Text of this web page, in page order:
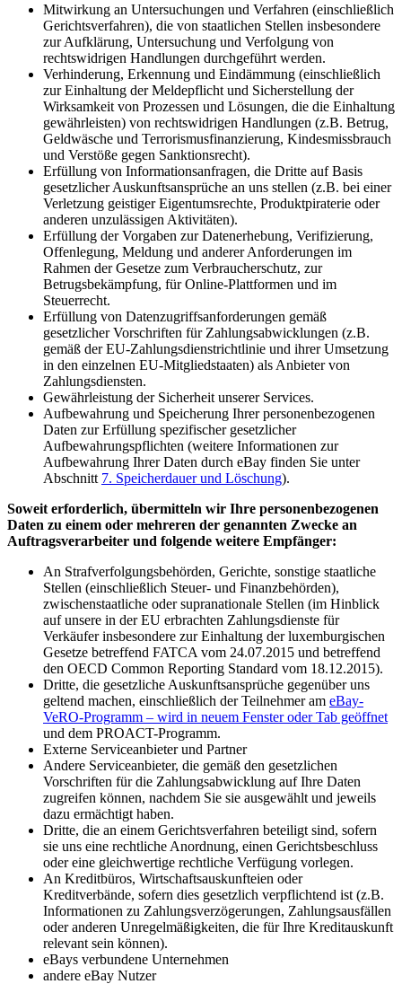
Mitwirkung an Untersuchungen und Verfahren (einschließlich
Gerichtsverfahren), die von staatlichen Stellen insbesondere
zur Aufklärung, Untersuchung und Verfolgung von
rechtswidrigen Handlungen durchgeführt werden.
Verhinderung, Erkennung und Eindämmung (einschließlich
zur Einhaltung der Meldepflicht und Sicherstellung der
Wirksamkeit von Prozessen und Lösungen, die die Einhaltung
gewährleisten) von rechtswidrigen Handlungen (z.B. Betrug,
Geldwäsche und Terrorismusfinanzierung, Kindesmissbrauch
und Verstöße gegen Sanktionsrecht).
Erfüllung von Informationsanfragen, die Dritte auf Basis
gesetzlicher Auskunftsansprüche an uns stellen (z.B. bei einer
Verletzung geistiger Eigentumsrechte, Produktpiraterie oder
anderen unzulässigen Aktivitäten).
Erfüllung der Vorgaben zur Datenerhebung, Verifizierung,
Offenlegung, Meldung und anderer Anforderungen im
Rahmen der Gesetze zum Verbraucherschutz, zur
Betrugsbekämpfung, für Online-Plattformen und im
Steuerrecht.
Erfüllung von Datenzugriffsanforderungen gemäß
gesetzlicher Vorschriften für Zahlungsabwicklungen (z.B.
gemäß der EU-Zahlungsdienstrichtlinie und ihrer Umsetzung
in den einzelnen EU-Mitgliedstaaten) als Anbieter von
Zahlungsdiensten.
Gewährleistung der Sicherheit unserer Services.
Aufbewahrung und Speicherung Ihrer personenbezogenen
Daten zur Erfüllung spezifischer gesetzlicher
Aufbewahrungspflichten (weitere Informationen zur
Aufbewahrung Ihrer Daten durch eBay finden Sie unter
Abschnitt 7. Speicherdauer und Löschung).
Soweit erforderlich, übermitteln wir Ihre personenbezogenen
Daten zu einem oder mehreren der genannten Zwecke an
Auftragsverarbeiter und folgende weitere Empfänger:
An Strafverfolgungsbehörden, Gerichte, sonstige staatliche
Stellen (einschließlich Steuer- und Finanzbehörden),
zwischenstaatliche oder supranationale Stellen (im Hinblick
auf unsere in der EU erbrachten Zahlungsdienste für
Verkäufer insbesondere zur Einhaltung der luxemburgischen
Gesetze betreffend FATCA vom 24.07.2015 und betreffend
den OECD Common Reporting Standard vom 18.12.2015).
Dritte, die gesetzliche Auskunftsansprüche gegenüber uns
geltend machen, einschließlich der Teilnehmer am eBay-
VeRO-Programm – wird in neuem Fenster oder Tab geöffnet
und dem PROACT-Programm.
Externe Serviceanbieter und Partner
Andere Serviceanbieter, die gemäß den gesetzlichen
Vorschriften für die Zahlungsabwicklung auf Ihre Daten
zugreifen können, nachdem Sie sie ausgewählt und jeweils
dazu ermächtigt haben.
Dritte, die an einem Gerichtsverfahren beteiligt sind, sofern
sie uns eine rechtliche Anordnung, einen Gerichtsbeschluss
oder eine gleichwertige rechtliche Verfügung vorlegen.
An Kreditbüros, Wirtschaftsauskunfteien oder
Kreditverbände, sofern dies gesetzlich verpflichtend ist (z.B.
Informationen zu Zahlungsverzögerungen, Zahlungsausfällen
oder anderen Unregelmäßigkeiten, die für Ihre Kreditauskunft
relevant sein können).
eBays verbundene Unternehmen
andere eBay Nutzer